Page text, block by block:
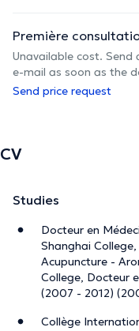
Première
Unavailable cost. Send
e-mail as soon as the
Send price request
CV
Studies
Docteur en
Shanghai
Acupuncture -
College, Docteur
(2007 - 2012)
Collège